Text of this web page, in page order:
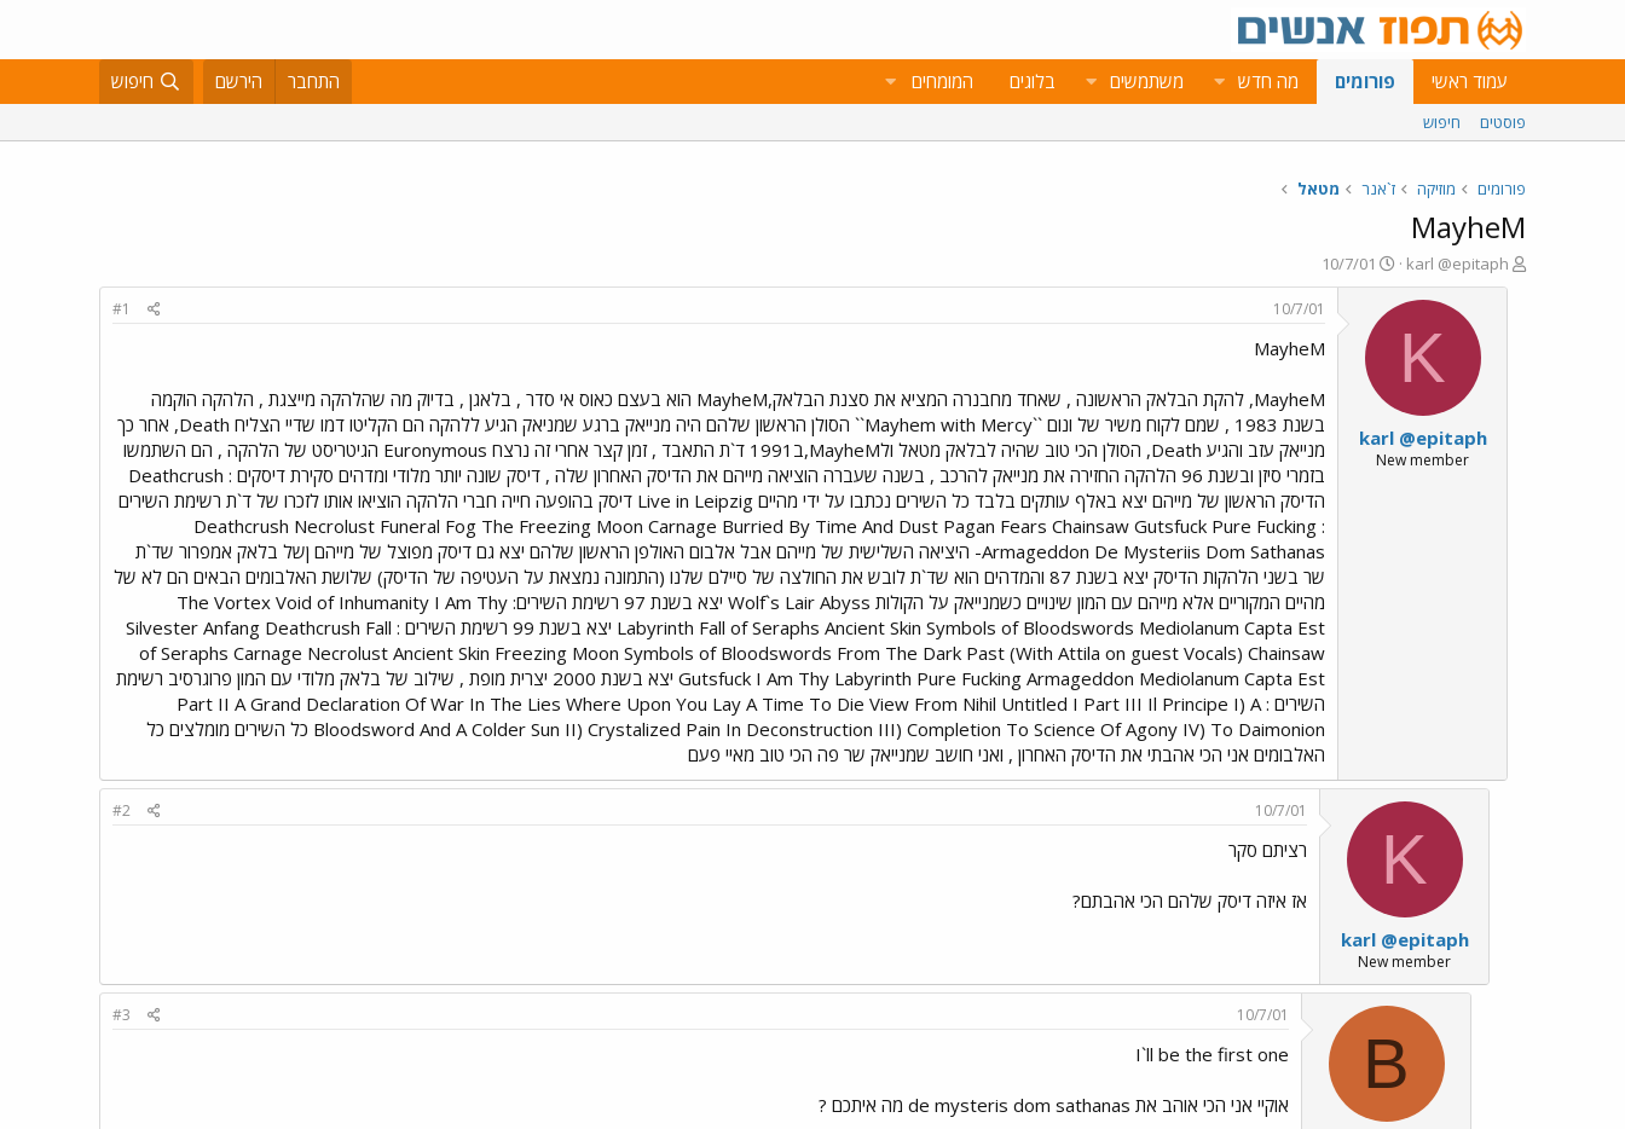
עמוד ראשי פורומים מה חדש משתמשים בלוגים המומחים התחבר הירשם חיפוש
פוסטים חיפוש
פורומים מוזיקה ז`אנר מטאל
MayheM
פ
ו
karl @epitaph
פ
ו
ס
ת
ר
10/7/01
K
karl @epitaph
New member
10/7/01
#1
MayheM
MayheM, להקת הבלאק הראשונה , שאחד מחבנרה המציא את סצנת הבלאק,MayheM הוא בעצם כאוס אי סדר , בלאגן , בדיוק מה שהלהקה מייצגת , הלהקה הוקמה
בשנת 1983 , שמם לקוח משיר של ונום ``Mayhem with Mercy`` הסולן הראשון שלהם היה מנייאק ברגע שמניאק הגיע ללהקה הם הקליטו דמו שדיי הצליח Death, אחר כך
מנייאק עזב והגיע Death, הסולן הכי טוב שהיה לבלאק מטאל ולMayheM,ב1991 ד`ת התאבד , זמן קצר אחרי זה נרצח Euronymous הגיטריסט של הלהקה , הם השתמשו
בזמרי סיזן ובשנת 96 הלהקה החזירה את מנייאק להרכב , בשנה שעברה הוציאה מייהם את הדיסק האחרון שלה , דיסק שונה יותר מלודי ומדהים סקירת דיסקים : Deathcrush
הדיסק הראשון של מייהם יצא באלף עותקים בלבד כל השירים נכתבו על ידי מהיים Live in Leipzig דיסק בהופעה חייה חברי הלהקה הוציאו אותו לזכרו של ד`ת רשימת השירים
: Deathcrush Necrolust Funeral Fog The Freezing Moon Carnage Burried By Time And Dust Pagan Fears Chainsaw Gutsfuck Pure Fucking
Armageddon De Mysteriis Dom Sathanas- היציאה השלישית של מייהם אבל אלבום האולפן הראשון שלהם יצא גם דיסק מפוצל של מייהם ןשל בלאק אמפרור שד`ת
שר בשני הלהקות הדיסק יצא בשנת 87 והמדהים הוא שד`ת לובש את החולצה של סיילם שלנו (התמונה נמצאת על העטיפה של הדיסק) שלושת האלבומים הבאים הם לא של
מהיים המקוריים אלא מייהם עם המון שינויים כשמנייאק על הקולות Wolf`s Lair Abyss יצא בשנת 97 רשימת השירים: The Vortex Void of Inhumanity I Am Thy
Labyrinth Fall of Seraphs Ancient Skin Symbols of Bloodswords Mediolanum Capta Est יצא בשנת 99 רשימת השירים : Silvester Anfang Deathcrush Fall
of Seraphs Carnage Necrolust Ancient Skin Freezing Moon Symbols of Bloodswords From The Dark Past (With Attila on guest Vocals) Chainsaw
Gutsfuck I Am Thy Labyrinth Pure Fucking Armageddon Mediolanum Capta Est יצא בשנת 2000 יצרית מופת , שילוב של בלאק מלודי עם המון פרוגרסיב רשימת
השירים : Part II A Grand Declaration Of War In The Lies Where Upon You Lay A Time To Die View From Nihil Untitled I Part III Il Principe I) A
Bloodsword And A Colder Sun II) Crystalized Pain In Deconstruction III) Completion To Science Of Agony IV) To Daimonion כל השירים מומלצים כל
האלבומים אני הכי אהבתי את הדיסק האחרון , ואני חושב שמנייאק שר פה הכי טוב מאיי פעם
K
karl @epitaph
New member
10/7/01
#2
רציתם סקר
אז איזה דיסק שלהם הכי אהבתם?
B
10/7/01
#3
I`ll be the first one
אוקיי אני הכי אוהב את de mysteris dom sathanas מה איתכם ?